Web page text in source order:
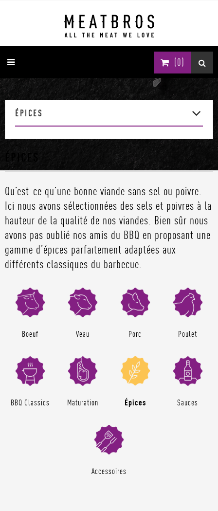
(0)
ÉPICES
ÉPICES
Qu’est-ce qu’une bonne viande sans sel ou poivre.
Ici nous avons sélectionnées des sels et poivres à la
hauteur de la qualité de nos viandes. Bien sûr nous
avons pas oublié nos amis du BBQ en proposant une
gamme d’épices parfaitement adaptées aux
différents classiques du barbecue.
Boeuf Veau Porc Poulet
BBQ Classics Maturation Épices Sauces
Accessoires